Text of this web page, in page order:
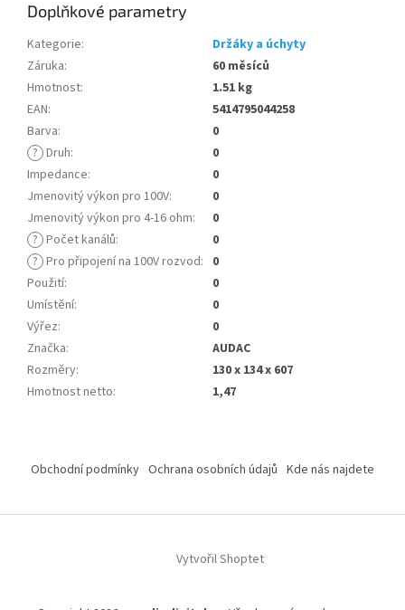
Doplňkové parametry
Kategorie:
Držáky a úchyty
Záruka:
60 měsíců
Hmotnost:
1.51 kg
EAN:
5414795044258
Barva:
0
? Druh:
0
Impedance:
0
Jmenovitý výkon pro 100V:
0
Jmenovitý výkon pro 4-16 ohm:
0
? Počet kanálů:
0
? Pro připojení na 100V rozvod: 0
Použití:
0
Umístění:
0
Výřez:
0
Značka:
AUDAC
Rozměry:
130 x 134 x 607
Hmotnost netto: 1,47
Obchodní podmínky Ochrana osobních údajů Kde nás najdete
Vytvořil Shoptet